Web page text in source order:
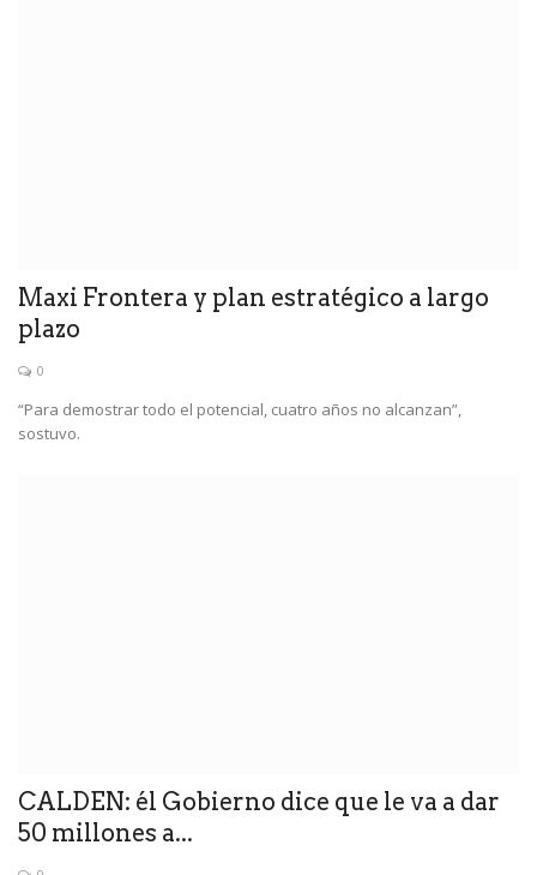
Maxi Frontera y plan estratégico a largo
plazo
0
“Para demostrar todo el potencial, cuatro años no alcanzan”,
sostuvo.
CALDEN: él Gobierno dice que le va a dar
50 millones a...